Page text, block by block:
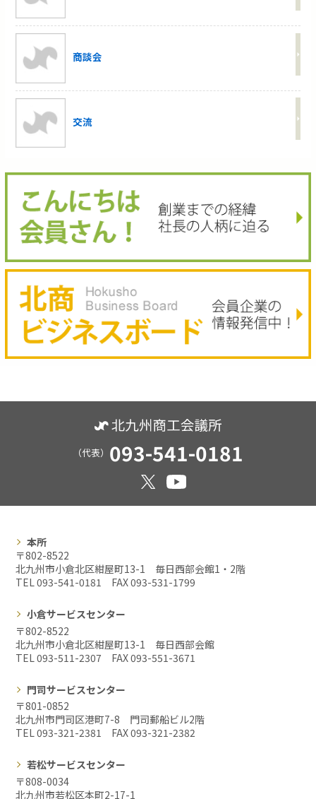
商談会
交流
（代表） 093-541-0181
本所
〒802-8522
北九州市小倉北区紺屋町13-1 毎日西部会館1・2階
TEL 093-541-0181 FAX093-531-1799
小倉サービスセンター
〒802-8522
北九州市小倉北区紺屋町13-1 毎日西部会館
TEL 093-511-2307 FAX093-551-3671
門司サービスセンター
〒801-0852
北九州市門司区港町7-8 門司郵船ビル2階
TEL 093-321-2381 FAX093-321-2382
若松サービスセンター
〒808-0034
北九州市若松区本町2-17-1